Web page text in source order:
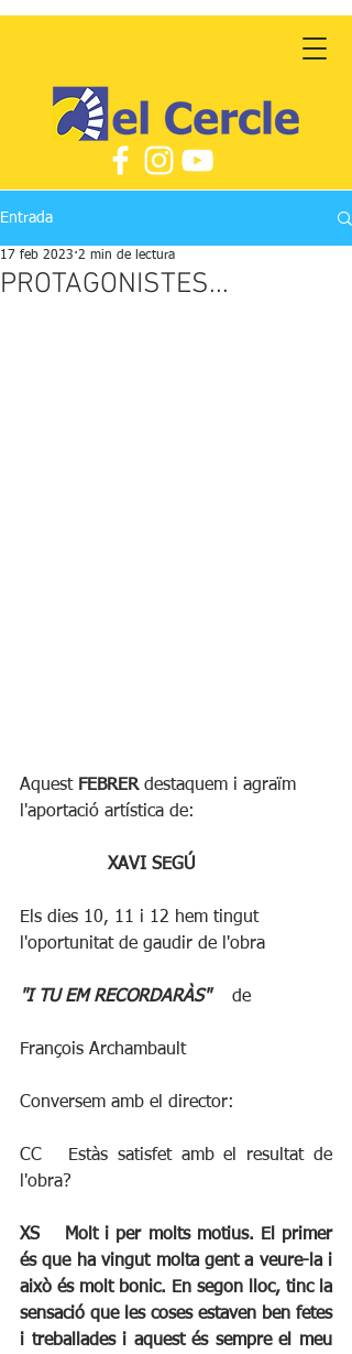
Entrada
PROTAGONISTES...
17 feb 2023 2 min de lectura
Aquest FEBRER destaquem i agraïm
l'aportació artística de:
XAVI SEGÚ
Els dies 10, 11 i 12 hem tingut
l'oportunitat de gaudir de l'obra
"I TU EM RECORDARÀS"
    de
François Archambault
Conversem amb el director:
CC	Estàs satisfet amb el resultat de
l'obra?
XS	Molt i per molts motius. El primer
és que ha vingut molta gent a veure-la i
això és molt bonic. En segon lloc, tinc la
sensació que les coses estaven ben fetes
i treballades i aquest és sempre el meu